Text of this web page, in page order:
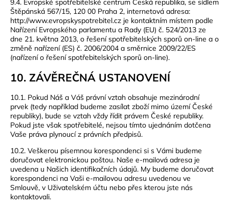
Štěpánská 567/15, 120 00 Praha 2, internetová adresa:
http://www.evropskyspotrebitel.cz je kontaktním místem podle
Nařízení Evropského parlamentu a Rady (EU) č. 524/2013 ze
dne 21. května 2013, o řešení spotřebitelských sporů on-line a o
změně nařízení (ES) č. 2006/2004 a směrnice 2009/22/ES
(nařízení o řešení spotřebitelských sporů on-line).
10. ZÁVĚREČNÁ USTANOVENÍ
10.1. Pokud Náš a Váš právní vztah obsahuje mezinárodní
prvek (tedy například budeme zasílat zboží mimo území České
republiky), bude se vztah vždy řídit právem České republiky.
Pokud jste však spotřebitelé, nejsou tímto ujednáním dotčena
Vaše práva plynoucí z právních předpisů.
10.2. Veškerou písemnou korespondenci si s Vámi budeme
doručovat elektronickou poštou. Naše e-mailová adresa je
uvedena u Našich identifikačních údajů. My budeme doručovat
korespondenci na Vaši e-mailovou adresu uvedenou ve
Smlouvě, v Uživatelském účtu nebo přes kterou jste nás
kontaktovali.